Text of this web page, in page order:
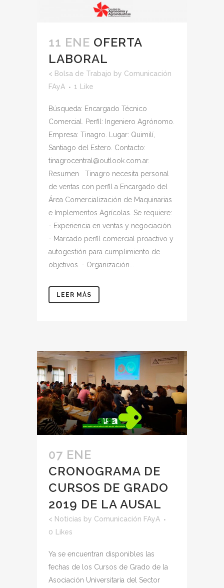
11 ENE OFERTA
LABORAL
< Bolsa de Trabajo by Comunicación
FAyA
1 Like
Búsqueda: Encargado Técnico
Comercial. Perfil: Ingeniero Agrónomo.
Empresa: Tinagro. Lugar: Quimilí,
Santiago del Estero. Contacto:
tinagrocentral@outlook.com.ar.
Resumen Tinagro necesita personal
de ventas con perfil a Encargado del
Área Comercialización de Maquinarias
e Implementos Agrícolas. Se requiere:
- Experiencia en ventas y negociación.
- Marcado perfil comercial proactivo y
autogestión para cumplimiento de
objetivos. - Organización...
LEER MÁS
07 ENE
CRONOGRAMA DE
CURSOS DE GRADO
2019 DE LA AUSAL
< Noticias by Comunicación FAyA
0 Likes
Ya se encuentran disponibles las
fechas de los Cursos de Grado de la
Asociación Universitaria del Sector